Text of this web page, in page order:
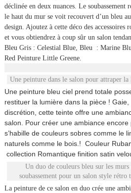
déclinée en deux nuances. Le soubassement
le haut du mur se voit recouvert d’un bleu
design. Ajoutez à cette déco des
et vous obtiendrez à coup sûr un salon
Bleu Gris : Celestial Blue, Bleu : Marine
Red Peinture Little Greene.
Une peinture dans le salon pour attraper
Une peinture bleu ciel prend totale
restituer la lumière dans la pièce !
discrétion, cette teinte offre une
salon. Pour créer une ambiance
s’habille de couleurs sobres comme le
naturels comme le bois.! Couleur
collection Romantique finition satin
Un duo de couleurs bleu sur les
soubassement pour un salon style
La peinture de ce salon en duo crée une